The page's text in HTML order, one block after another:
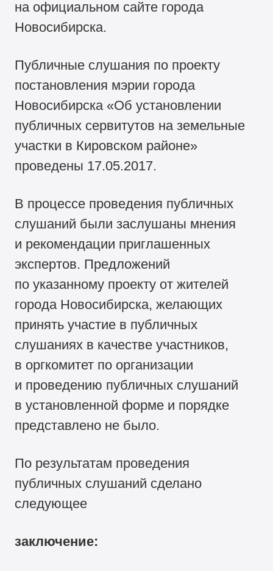
на официальном сайте города
Новосибирска.
Публичные слушания по проекту
постановления мэрии города
Новосибирска «Об установлении
публичных сервитутов на земельные
участки в Кировском районе»
проведены 17.05.2017.
В процессе проведения публичных
слушаний были заслушаны мнения
и рекомендации приглашенных
экспертов. Предложений
по указанному проекту от жителей
города Новосибирска, желающих
принять участие в публичных
слушаниях в качестве участников,
в оргкомитет по организации
и проведению публичных слушаний
в установленной форме и порядке
представлено не было.
По результатам проведения
публичных слушаний сделано
следующее
заключение: